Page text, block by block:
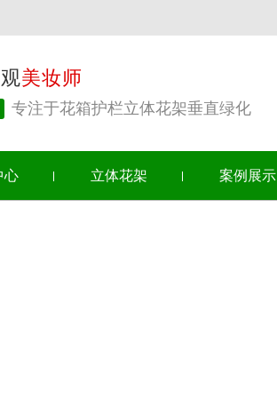
美妆师
专注于花箱护栏立体花架垂直绿化
心 立体花架 案例展示